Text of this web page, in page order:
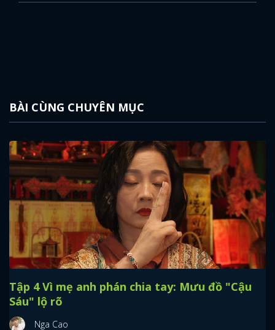
BÀI CÙNG CHUYÊN MỤC
Tập 4 Vì mẹ anh phán chia tay: Mưu đồ "Cậu
Sáu" lộ rõ
Nga Cao